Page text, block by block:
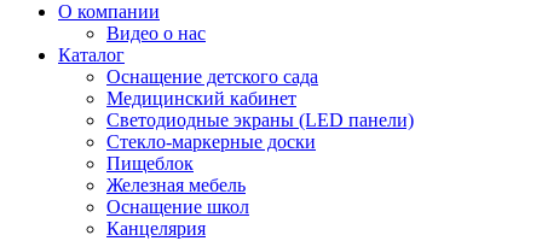
О компании
Видео о нас
Каталог
Оснащение детского сада
Медицинский кабинет
Светодиодные экраны (LED панели)
Стекло-маркерные доски
Пищеблок
Железная мебель
Оснащение школ
Канцелярия